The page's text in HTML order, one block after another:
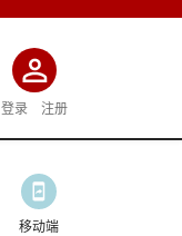
登录 注册
移动端